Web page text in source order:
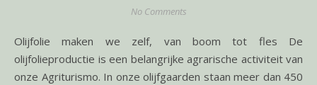
No Comments
Olijfolie maken we zelf, van boom tot fles De
olijfolieproductie is een belangrijke agrarische activiteit van
onze Agriturismo. In onze olijfgaarden staan meer dan 450